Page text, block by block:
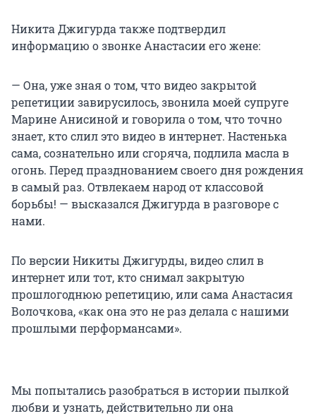
Никита Джигурда также подтвердил
информацию о звонке Анастасии его жене:
— Она, уже зная о том, что видео закрытой
репетиции завирусилось, звонила моей супруге
Марине Анисиной и говорила о том, что точно
знает, кто слил это видео в интернет. Настенька
сама, сознательно или сгоряча, подлила масла в
огонь. Перед празднованием своего дня рождения
в самый раз. Отвлекаем народ от классовой
борьбы! — высказался Джигурда в разговоре с
нами.
По версии Никиты Джигурды, видео слил в
интернет или тот, кто снимал закрытую
прошлогоднюю репетицию, или сама Анастасия
Волочкова, «как она это не раз делала с нашими
прошлыми перформансами».
Мы попытались разобраться в истории пылкой
любви и узнать, действительно ли она